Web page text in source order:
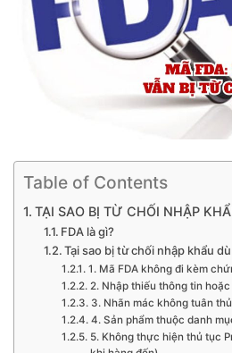
Table of Contents
TẠI SAO BỊ TỪ CHỐI NHẬP
FDA là gì?
Tại sao bị từ chối nhập khẩu dù
1. Mã FDA không đi kèm
2. Nhập thiếu thông tin
3. Nhãn mác không tuân
4. Sản phẩm thuộc danh
5. Không thực hiện thủ tục